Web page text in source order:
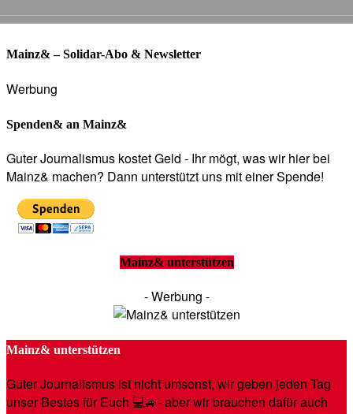
Mainz& – Solidar-Abo & Newsletter
Werbung
Spenden& an Mainz&
Guter Journalismus kostet Geld - Ihr mögt, was wir hier bei
Mainz& machen? Dann unterstützt uns mit einer Spende!
Mainz& unterstützen
- Werbung -
Mainz& unterstützen
Guter Journalismus ist nicht umsonst, wir geben jeden Tag
unser Bestes für Euch 💻🚙- aber wir brauchen dafür auch